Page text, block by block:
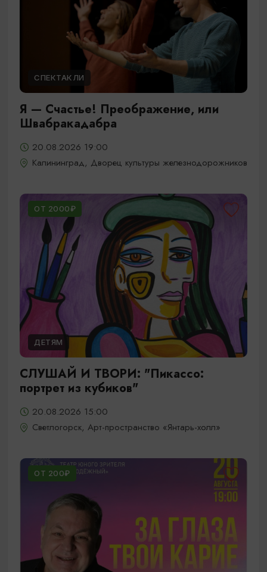
СПЕКТАКЛИ
Я — Счастье! Преображение, или
Швабракадабра
20.08.2026 19:00
Калининград, Дворец культуры железнодорожников
ОТ 2000₽
ДЕТЯМ
СЛУШАЙ И ТВОРИ: "Пикассо:
портрет из кубиков"
20.08.2026 15:00
Светлогорск, Арт-пространство «Янтарь-холл»
ОТ 200₽